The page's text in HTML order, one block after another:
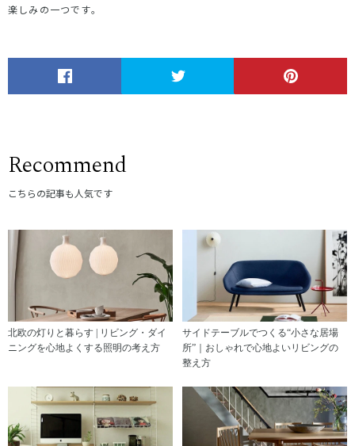
楽しみの一つです。
Recommend
こちらの記事も人気です
北欧の灯りと暮らす | リビング・ダイ
ニングを心地よくする照明の考え方
サイドテーブルでつくる“小さな居場
所”｜おしゃれで心地よいリビングの
整え方